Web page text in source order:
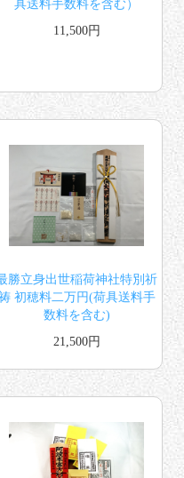
具送料手数料を含む）
11,500円
勝立身出世稲荷神社特別祈
初穂料二万円(荷具送料手
数料を含む)
21,500円